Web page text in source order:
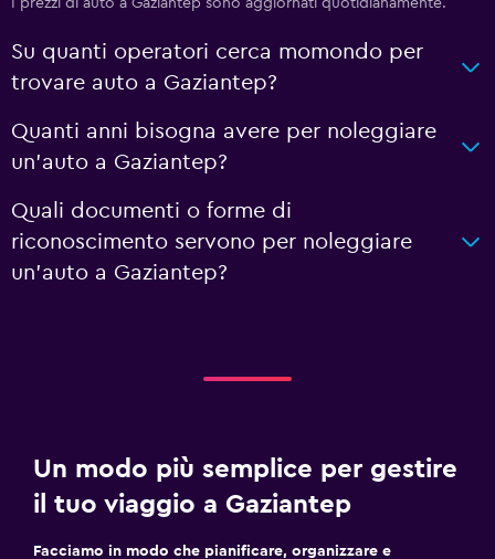
I prezzi di auto a Gaziantep sono aggiornati quotidianamente.
Su quanti operatori cerca momondo per
trovare auto a Gaziantep?
Quanti anni bisogna avere per noleggiare
un'auto a Gaziantep?
Quali documenti o forme di
riconoscimento servono per noleggiare
un'auto a Gaziantep?
Un modo più semplice per gestire
il tuo viaggio a Gaziantep
Facciamo in modo che pianificare, organizzare e